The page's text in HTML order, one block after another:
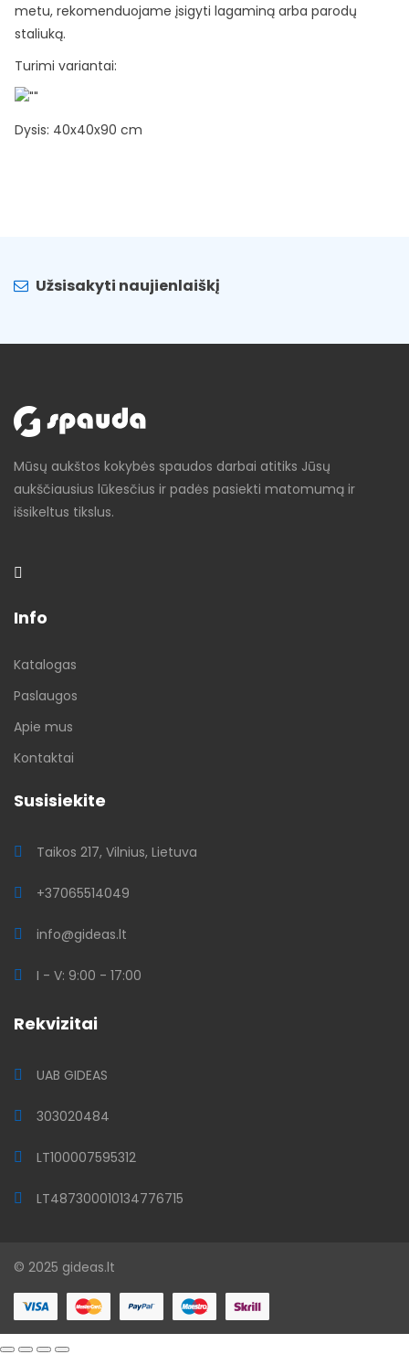
metu, rekomenduojame įsigyti lagaminą arba parodų
staliuką.
Turimi variantai:
Dysis: 40x40x90 cm
Užsisakyti naujienlaiškį
Mūsų aukštos kokybės spaudos darbai atitiks Jūsų
aukščiausius lūkesčius ir padės pasiekti matomumą ir
išsikeltus tikslus.
Info
Katalogas
Paslaugos
Apie mus
Kontaktai
Susisiekite
Taikos 217, Vilnius, Lietuva
+37065514049
info@gideas.lt
I - V: 9:00 - 17:00
Rekvizitai
UAB GIDEAS
303020484
LT100007595312
LT487300010134776715
© 2025 gideas.lt